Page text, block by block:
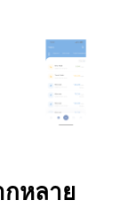
หลาย